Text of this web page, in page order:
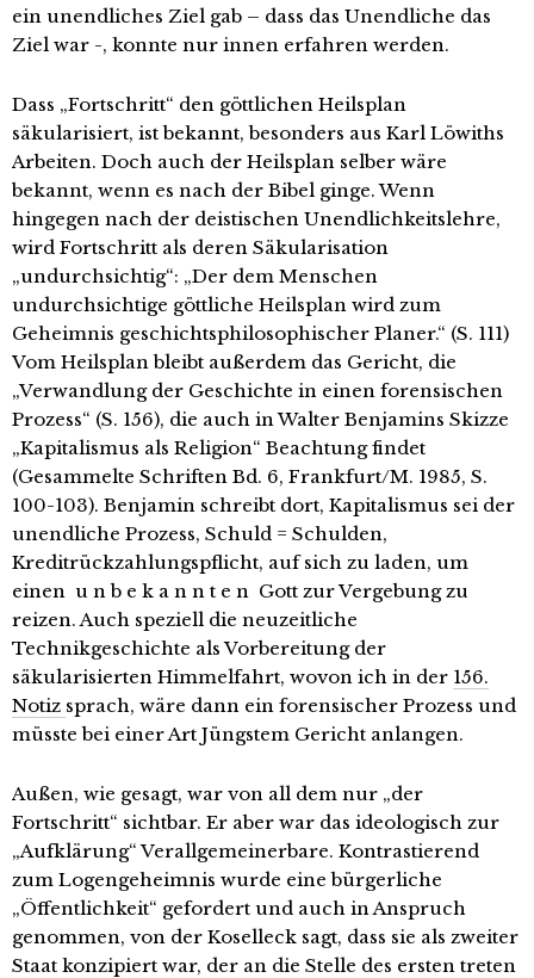
ein unendliches Ziel gab – dass das Unendliche das
Ziel war -, konnte nur innen erfahren werden.
Dass „Fortschritt“ den göttlichen Heilsplan
säkularisiert, ist bekannt, besonders aus Karl Löwiths
Arbeiten. Doch auch der Heilsplan selber wäre
bekannt, wenn es nach der Bibel ginge. Wenn
hingegen nach der deistischen Unendlichkeitslehre,
wird Fortschritt als deren Säkularisation
„undurchsichtig“: „Der dem Menschen
undurchsichtige göttliche Heilsplan wird zum
Geheimnis geschichtsphilosophischer Planer.“ (S. 111)
Vom Heilsplan bleibt außerdem das Gericht, die
„Verwandlung der Geschichte in einen forensischen
Prozess“ (S. 156), die auch in Walter Benjamins Skizze
„Kapitalismus als Religion“ Beachtung findet
(Gesammelte Schriften Bd. 6, Frankfurt/M. 1985, S.
100-103). Benjamin schreibt dort, Kapitalismus sei der
unendliche Prozess, Schuld = Schulden,
Kreditrückzahlungspflicht, auf sich zu laden, um
einen u n b e k a n n t e n Gott zur Vergebung zu
reizen. Auch speziell die neuzeitliche
Technikgeschichte als Vorbereitung der
säkularisierten Himmelfahrt, wovon ich in der 156.
Notiz sprach, wäre dann ein forensischer Prozess und
müsste bei einer Art Jüngstem Gericht anlangen.
Außen, wie gesagt, war von all dem nur „der
Fortschritt“ sichtbar. Er aber war das ideologisch zur
„Aufklärung“ Verallgemeinerbare. Kontrastierend
zum Logengeheimnis wurde eine bürgerliche
„Öffentlichkeit“ gefordert und auch in Anspruch
genommen, von der Koselleck sagt, dass sie als zweiter
Staat konzipiert war, der an die Stelle des ersten treten